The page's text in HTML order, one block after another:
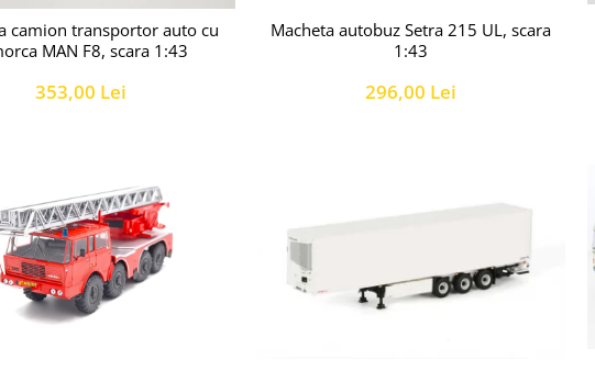
camion transportor auto cu
MAN F8, scara 1:43
353,00 Lei
Macheta autobuz Setra 215 UL, scara
1:43
296,00 Lei